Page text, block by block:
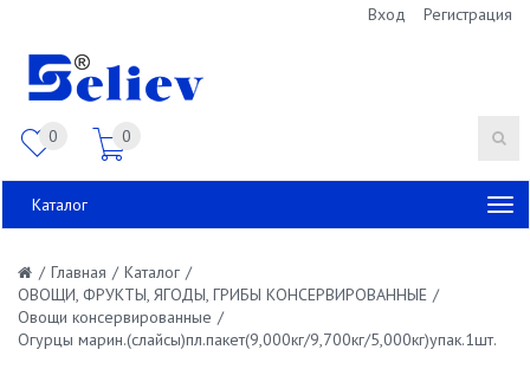
Вход Регистрация
0 0
Каталог
/ Главная / Каталог /
ОВОЩИ, ФРУКТЫ, ЯГОДЫ, ГРИБЫ КОНСЕРВИРОВАННЫЕ /
Овощи консервированные /
Огурцы марин.(слайсы)пл.пакет(9,000кг/9,700кг/5,000кг)упак.1шт.